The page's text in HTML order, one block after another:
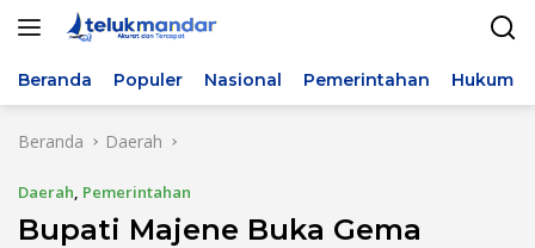
Beranda Populer Nasional Pemerintahan Hukum
Beranda Daerah
Daerah, Pemerintahan
Bupati Majene Buka Gema